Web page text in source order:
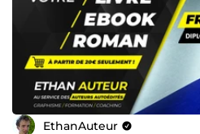
EthanAuteur